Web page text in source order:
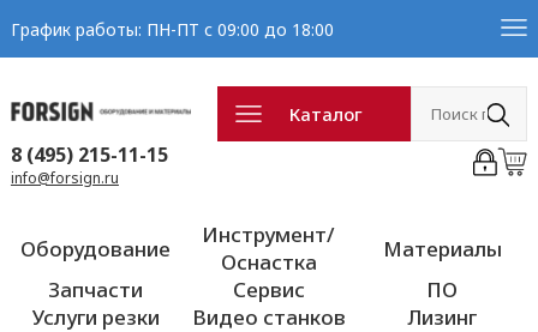
График работы: ПН-ПТ с 09:00 до 18:00
Каталог
8 (495) 215-11-15
info@forsign.ru
Оборудование
Инструмент/
Оснастка
Материалы
Запчасти
Сервис
ПО
Услуги резки
Видео станков Лизинг